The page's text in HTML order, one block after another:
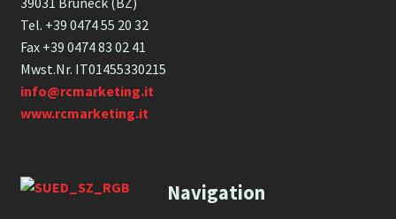
Tel. +39 0474 55 20 32
Fax +39 0474 83 02 41
Mwst.Nr. IT01455330215
info@rcmarketing.it
www.rcmarketing.it
Navigation